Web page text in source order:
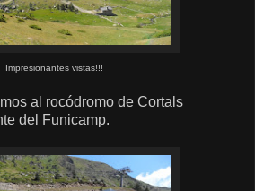
Impresionantes vistas!!!
al rocódromo de Cortals
del Funicamp.